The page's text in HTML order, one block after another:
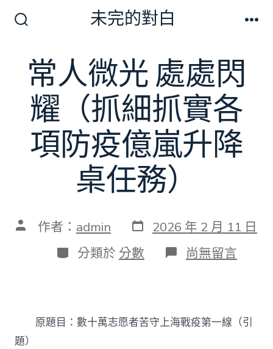
切
換
開
關
未完的對白
常人微光 處處閃
耀（抓細抓實各
項防疫億嵐升降
桌任務）
文 作者： admin 發
表
日
期
2026 年 2 月 11 日
分
類
分類於 分數 在
〈常
處
處
尚無留言
原題目：數十萬志愿者苦守上海戰疫第一線（引
題）